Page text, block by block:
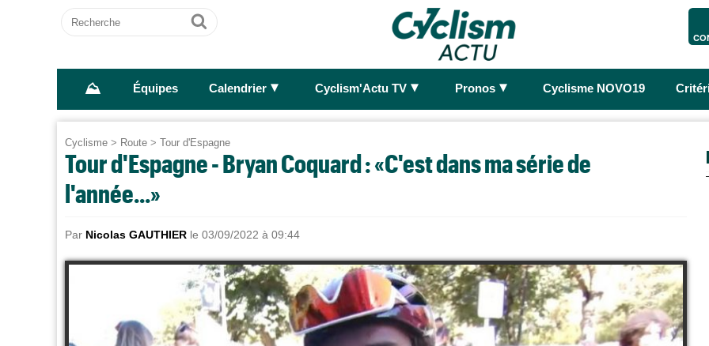
Recherche
Ok
⛰ Équipes Calendrier ► Cyclism'Actu TV ► Pronos ► Cyclisme NOVO19
Cyclisme > Route > Tour d'Espagne
Tour d'Espagne - Bryan Coquard : «C'est dans ma série de
l'année...»
Par Nicolas GAUTHIER le 03/09/2022 à 09:44